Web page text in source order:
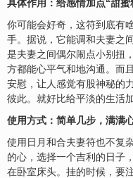
具体作用：给感情加点“甜蜜
你可能会好奇，这符到底有
手。据说，它能调和夫妻之
是夫妻之间偶尔闹点小别扭
方都能心平气和地沟通。而
安慰，让人感觉有股神秘的
彼此。就好比给平淡的生活
使用方式：简单几步，满满
使用日月和合夫妻符也不复
的心，选择一个吉利的日子
在卧室床头。挂的时候，要